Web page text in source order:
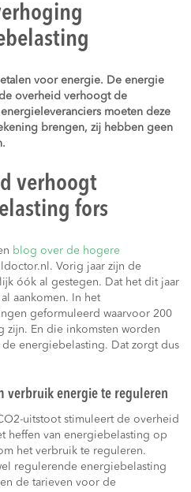
voor energie. De energie
overheid verhoogt de
moeten deze
brengen, zij hebben geen
verhoogt
fors
blog over de hogere
Vorig jaar zijn de
óók al gestegen. Dat het dit jaar
aankomen. In het
geformuleerd waarvoor 200
zijn. En die inkomsten worden
energiebelasting. Dat zorgt dus
verbruik energie te reguleren
uitstoot stimuleert de overheid
heffen van energiebelasting op
het verbruik te reguleren.
regulerende energiebelasting
de tarieven voor de